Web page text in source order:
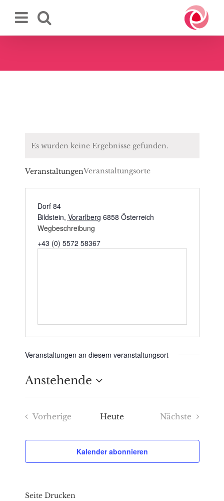
Inhalt
Es wurden keine Ergebnisse gefunden.
VeranstaltungenVeranstaltungsorte
Dorf 84
Bildstein, Vorarlberg 6858 Österreich
Wegbeschreibung
+43 (0) 5572 58367
Veranstaltungen an diesem veranstaltungsort
Anstehende
Datum
wählen.
Vorherige
Heute
Nächste
Kalender abonnieren
Seite Drucken